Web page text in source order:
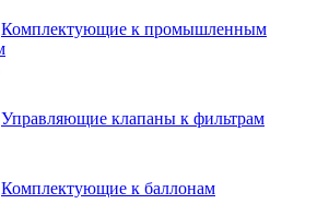
Комплектующие к промышленным
Управляющие клапаны к фильтрам
Комплектующие к баллонам